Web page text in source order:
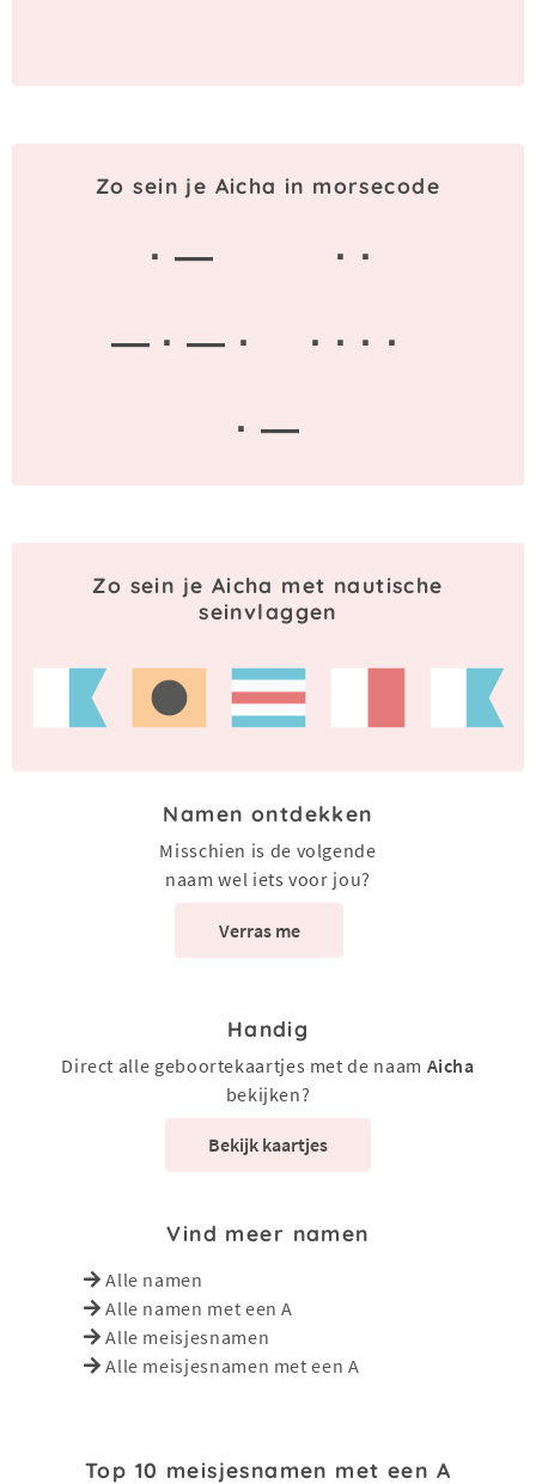
Zo sein je Aicha in morsecode
· —
· ·
— · — ·
· · · ·
· —
Zo sein je Aicha met nautische
seinvlaggen
Namen ontdekken
Misschien is de volgende
naam wel iets voor jou?
Verras me
Handig
Direct alle geboortekaartjes met de naam Aicha
bekijken?
Bekijk kaartjes
Vind meer namen
Alle namen
Alle namen met een A
Alle meisjesnamen
Alle meisjesnamen met een A
Top 10 meisjesnamen met een A